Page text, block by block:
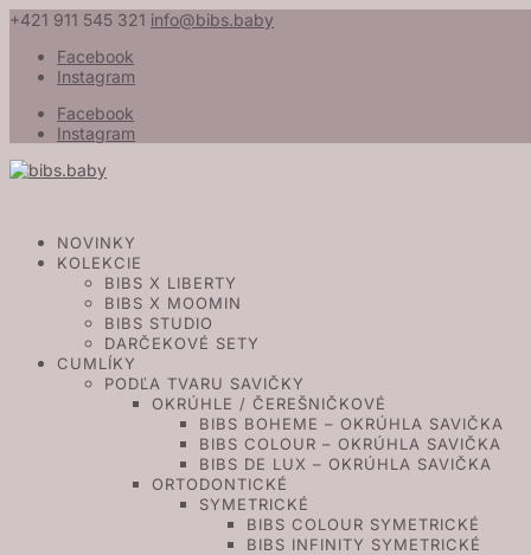
+421 911 545 321 info@bibs.baby
Facebook
Instagram
Facebook
Instagram
NOVINKY
KOLEKCIE
BIBS X LIBERTY
BIBS X MOOMIN
BIBS STUDIO
DARČEKOVÉ SETY
CUMLÍKY
PODĽA TVARU SAVIČKY
OKRÚHLE / ČEREŠNIČKOVÉ
BIBS BOHEME – OKRÚHLA SAVIČKA
BIBS COLOUR – OKRÚHLA SAVIČKA
BIBS DE LUX – OKRÚHLA SAVIČKA
ORTODONTICKÉ
SYMETRICKÉ
BIBS COLOUR SYMETRICKÉ
BIBS INFINITY SYMETRICKÉ